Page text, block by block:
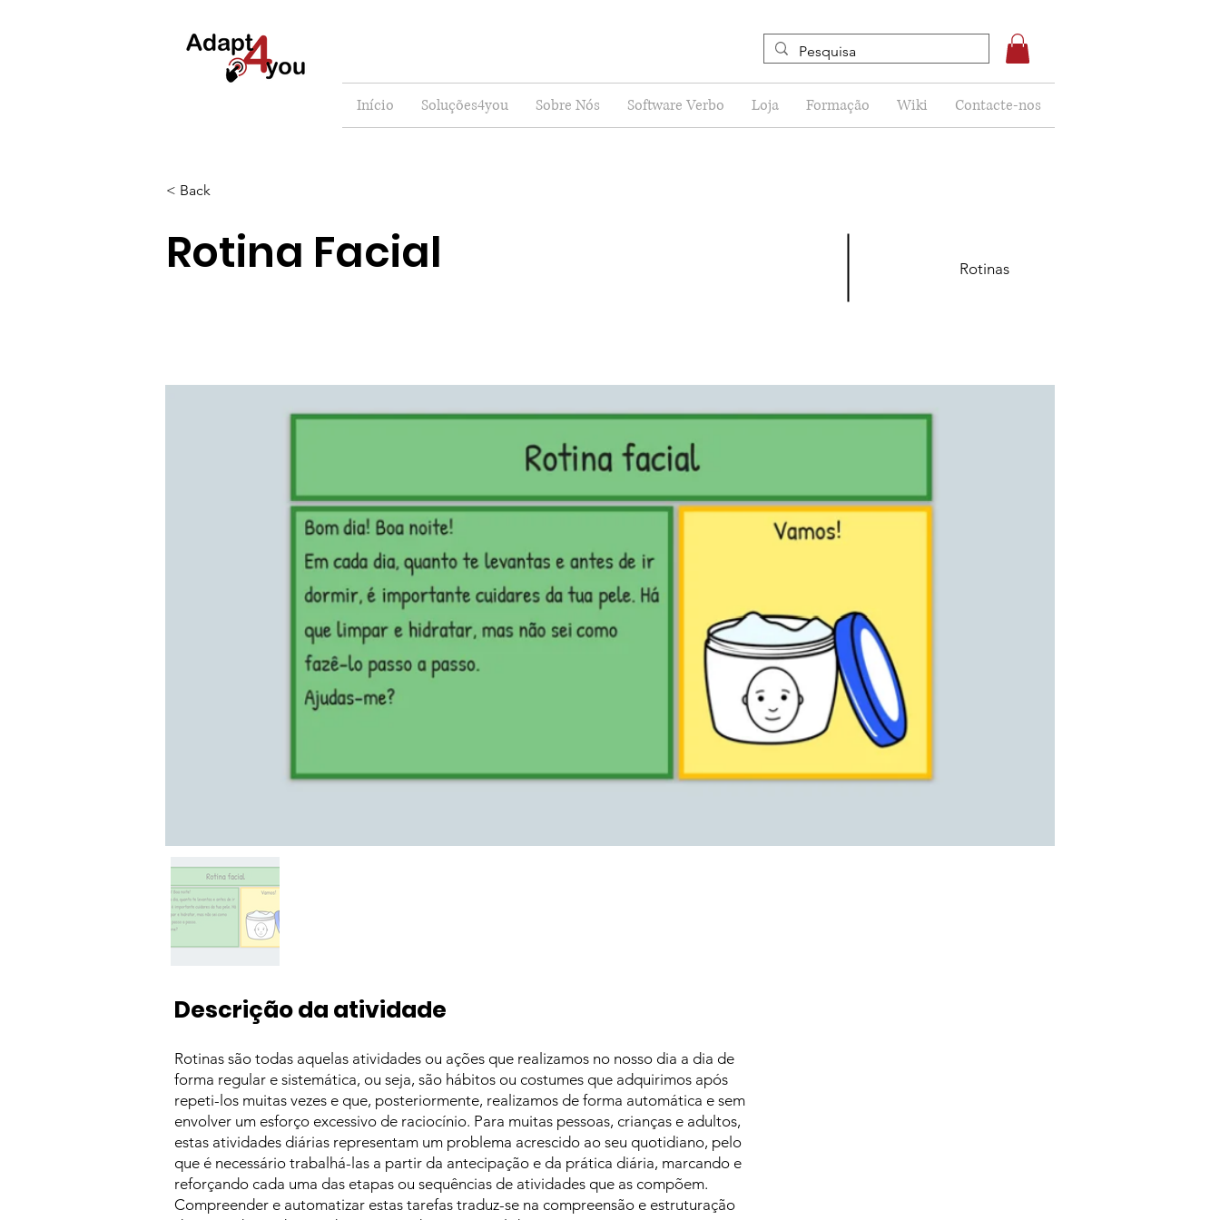
Início Soluções4you Sobre Nós Software Verbo Loja Formação Wiki Contacte-nos
< Back
Rotina Facial Rotinas
Descrição da atividade
Rotinas são todas aquelas atividades ou ações que realizamos no nosso dia a dia de
forma regular e sistemática, ou seja, são hábitos ou costumes que adquirimos após
repeti-los muitas vezes e que, posteriormente, realizamos de forma automática e sem
envolver um esforço excessivo de raciocínio. Para muitas pessoas, crianças e adultos,
estas atividades diárias representam um problema acrescido ao seu quotidiano, pelo
que é necessário trabalhá-las a partir da antecipação e da prática diária, marcando e
reforçando cada uma das etapas ou sequências de atividades que as compõem.
Compreender e automatizar estas tarefas traduz-se na compreensão e estruturação